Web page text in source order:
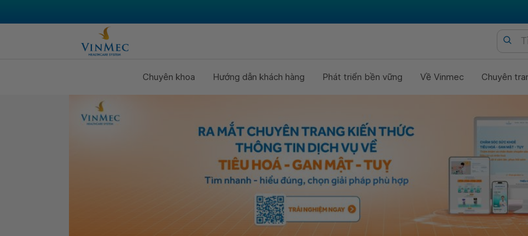
Chuyên khoa Hướng dẫn khách hàng Phát triển bền vững Về Vinmec Chuyên